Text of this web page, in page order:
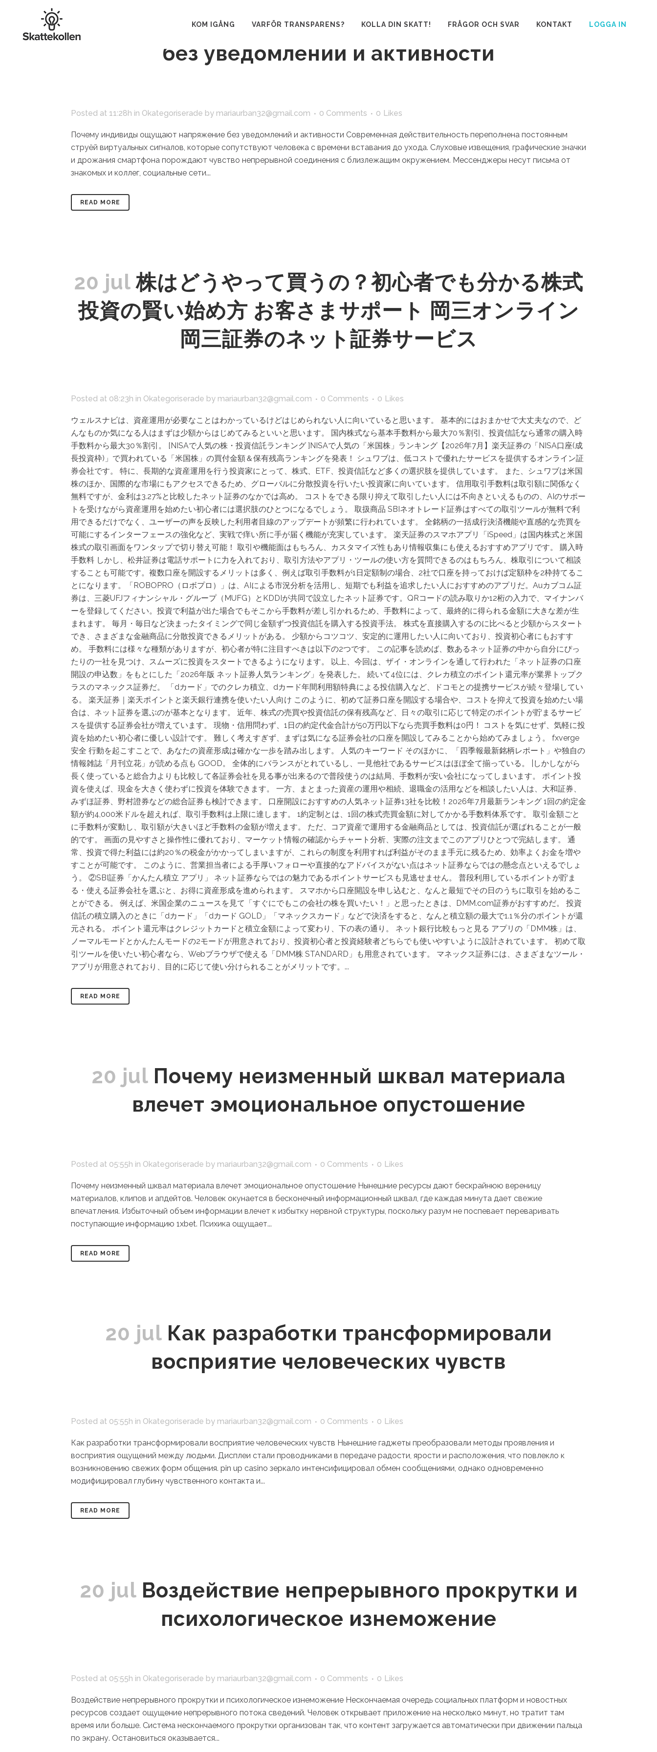
KOM IGÅNG VARFÖR TRANSPARENS? KOLLA DIN SKATT! FRÅGOR OCH SVAR KONTAKT LOGGA IN
Почему индивиды ощущают напряжение
без уведомлений и активности
Posted at 11:28h in Okategoriserade by mariaurban32@gmail.com 0 Comments 0 Likes
Почему индивиды ощущают напряжение без уведомлений и активности Современная действительность переполнена постоянным
струёй виртуальных сигналов, которые сопутствуют человека с времени вставания до ухода. Слуховые извещения, графические значки
и дрожания смартфона порождают чувство непрерывной соединения с близлежащим окружением. Мессенджеры несут письма от
знакомых и коллег, социальные сети...
READ MORE
20 jul 株はどうやって買うの？初心者でも分かる株式
投資の賢い始め方 お客さまサポート 岡三オンライン
岡三証券のネット証券サービス
Posted at 08:23h in Okategoriserade by mariaurban32@gmail.com 0 Comments 0 Likes
ウェルスナビは、資産運用が必要なことはわかっているけどはじめられない人に向いていると思います。 基本的にはおまかせで大丈夫なので、ど
んなものか気になる人はまずは少額からはじめてみるといいと思います。 国内株式なら基本手数料から最大70％割引、投資信託なら通常の購入時
手数料から最大30％割引。 [NISAで人気の株・投資信託ランキング ]NISAで人気の「米国株」ランキング【2026年7月】楽天証券の「NISA口座(成
長投資枠)」で買われている「米国株」の買付金額＆保有残高ランキングを発表！ シュワブは、低コストで優れたサービスを提供するオンライン証
券会社です。 特に、長期的な資産運用を行う投資家にとって、株式、ETF、投資信託など多くの選択肢を提供しています。 また、シュワブは米国
株のほか、国際的な市場にもアクセスできるため、グローバルに分散投資を行いたい投資家に向いています。 信用取引手数料は取引額に関係なく
無料ですが、金利は3.27%と比較したネット証券のなかでは高め。 コストをできる限り抑えて取引したい人には不向きといえるものの、AIのサポー
トを受けながら資産運用を始めたい初心者には選択肢のひとつになるでしょう。 取扱商品 SBIネオトレード証券はすべての取引ツールが無料で利
用できるだけでなく、ユーザーの声を反映した利用者目線のアップデートが頻繁に行われています。 全銘柄の一括成行決済機能や直感的な売買を
可能にするインターフェースの強化など、実戦で痒い所に手が届く機能が充実しています。 楽天証券のスマホアプリ「iSpeed」は国内株式と米国
株式の取引画面をワンタップで切り替え可能！ 取引や機能面はもちろん、カスタマイズ性もあり情報収集にも使えるおすすめアプリです。 購入時
手数料 しかし、松井証券は電話サポートに力を入れており、取引方法やアプリ・ツールの使い方を質問できるのはもちろん、株取引について相談
することも可能です。複数口座を開設するメリットは多く、例えば取引手数料が1日定額制の場合、2社で口座を持っておけば定額枠を2枠持てるこ
とになります。「ROBOPRO（ロボプロ）」は、AIによる市況分析を活用し、短期でも利益を追求したい人におすすめのアプリだ。Auカブコム証
券は、三菱UFJフィナンシャル・グループ（MUFG）とKDDIが共同で設立したネット証券です。QRコードの読み取りか12桁の入力で、マイナンバ
ーを登録してください。投資で利益が出た場合でもそこから手数料が差し引かれるため、手数料によって、最終的に得られる金額に大きな差が生
まれます。 毎月・毎日など決まったタイミングで同じ金額ずつ投資信託を購入する投資手法。 株式を直接購入するのに比べると少額からスタート
でき、さまざまな金融商品に分散投資できるメリットがある。 少額からコツコツ、安定的に運用したい人に向いており、投資初心者にもおすす
め。 手数料には様々な種類がありますが、初心者が特に注目すべきは以下の2つです。 この記事を読めば、数あるネット証券の中から自分にぴっ
たりの一社を見つけ、スムーズに投資をスタートできるようになります。 以上、今回は、ザイ・オンラインを通して行われた「ネット証券の口座
開設の申込数」をもとにした「2026年版 ネット証券人気ランキング」を発表した。 続いて4位には、クレカ積立のポイント還元率が業界トップク
ラスのマネックス証券だ。 「dカード」でのクレカ積立、dカード年間利用額特典による投信購入など、ドコモとの提携サービスが続々登場してい
る。 楽天証券｜楽天ポイントと楽天銀行連携を使いたい人向け このように、初めて証券口座を開設する場合や、コストを抑えて投資を始めたい場
合は、ネット証券を選ぶのが基本となります。 近年、株式の売買や投資信託の保有残高など、日々の取引に応じて特定のポイントが貯まるサービ
スを提供する証券会社が増えています。 現物・信用問わず、1日の約定代金合計が50万円以下なら売買手数料は0円！ コストを気にせず、気軽に投
資を始めたい初心者に優しい設計です。 難しく考えすぎず、まずは気になる証券会社の口座を開設してみることから始めてみましょう。 fxverge
安全 行動を起こすことで、あなたの資産形成は確かな一歩を踏み出します。 人気のキーワード そのほかに、「四季報最新銘柄レポート」や独自の
情報雑誌「月刊立花」が読める点も GOOD。 全体的にバランスがとれているし、一見他社であるサービスはほぼ全て揃っている。 |しかしながら
長く使っていると総合力よりも比較して各証券会社を見る事が出来るので普段使うのは結局、手数料が安い会社になってしまいます。 ポイント投
資を使えば、現金を大きく使わずに投資を体験できます。 一方、まとまった資産の運用や相続、退職金の活用などを相談したい人は、大和証券、
みずほ証券、野村證券などの総合証券も検討できます。 口座開設におすすめの人気ネット証券13社を比較！2026年7月最新ランキング 1回の約定金
額が約4,000米ドルを超えれば、取引手数料は上限に達します。 1約定制とは、1回の株式売買金額に対してかかる手数料体系です。 取引金額ごと
に手数料が変動し、取引額が大きいほど手数料の金額が増えます。 ただ、コア資産で運用する金融商品としては、投資信託が選ばれることが一般
的です。 画面の見やすさと操作性に優れており、マーケット情報の確認からチャート分析、実際の注文までこのアプリひとつで完結します。 通
常、投資で得た利益には約20％の税金がかかってしまいますが、これらの制度を利用すれば利益がそのまま手元に残るため、効率よくお金を増や
すことが可能です。 このように、営業担当者による手厚いフォローや直接的なアドバイスがない点はネット証券ならではの懸念点といえるでしょ
う。 ②SBI証券「かんたん積立 アプリ」 ネット証券ならではの魅力であるポイントサービスも見逃せません。 普段利用しているポイントが貯ま
る・使える証券会社を選ぶと、お得に資産形成を進められます。 スマホから口座開設を申し込むと、なんと最短でその日のうちに取引を始めるこ
とができる。 例えば、米国企業のニュースを見て「すぐにでもこの会社の株を買いたい！」と思ったときは、DMM.com証券がおすすめだ。 投資
信託の積立購入のときに「dカード」「dカード GOLD」「マネックスカード」などで決済をすると、なんと積立額の最大で1.1％分のポイントが還
元される。 ポイント還元率はクレジットカードと積立金額によって変わり、下の表の通り。 ネット銀行比較もっと見る アプリの「DMM株」は、
ノーマルモードとかんたんモードの2モードが用意されており、投資初心者と投資経験者どちらでも使いやすいように設計されています。 初めて取
引ツールを使いたい初心者なら、Webブラウザで使える「DMM株 STANDARD」も用意されています。 マネックス証券には、さまざまなツール・
アプリが用意されており、目的に応じて使い分けられることがメリットです。...
READ MORE
20 jul Почему неизменный шквал материала
влечет эмоциональное опустошение
Posted at 05:55h in Okategoriserade by mariaurban32@gmail.com 0 Comments 0 Likes
Почему неизменный шквал материала влечет эмоциональное опустошение Нынешние ресурсы дают бескрайнюю вереницу
материалов, клипов и апдейтов. Человек окунается в бесконечный информационный шквал, где каждая минута дает свежие
впечатления. Избыточный объем информации влечет к избытку нервной структуры, поскольку разум не поспевает переваривать
поступающие информацию 1xbet. Психика ощущает...
READ MORE
20 jul Как разработки трансформировали
восприятие человеческих чувств
Posted at 05:55h in Okategoriserade by mariaurban32@gmail.com 0 Comments 0 Likes
Как разработки трансформировали восприятие человеческих чувств Нынешние гаджеты преобразовали методы проявления и
восприятия ощущений между людьми. Дисплеи стали проводниками в передаче радости, ярости и расположения, что повлекло к
возникновению свежих форм общения. pin up casino зеркало интенсифицировал обмен сообщениями, однако одновременно
модифицировал глубину чувственного контакта и...
READ MORE
20 jul Воздействие непрерывного прокрутки и
психологическое изнеможение
Posted at 05:55h in Okategoriserade by mariaurban32@gmail.com 0 Comments 0 Likes
Воздействие непрерывного прокрутки и психологическое изнеможение Нескончаемая очередь социальных платформ и новостных
ресурсов создает ощущение непрерывного потока сведений. Человек открывает приложение на несколько минут, но тратит там
время или больше. Система нескончаемого прокрутки организован так, что контент загружается автоматически при движении пальца
по экрану. Остановиться оказывается...